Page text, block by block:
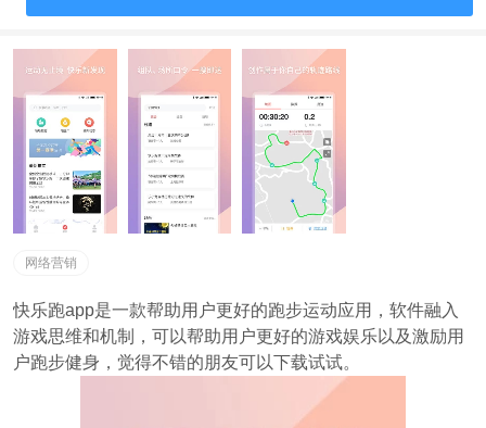
网络营销
快乐跑app是一款帮助用户更好的跑步运动应用，软件融入
游戏思维和机制，可以帮助用户更好的游戏娱乐以及激励用
户跑步健身，觉得不错的朋友可以下载试试。